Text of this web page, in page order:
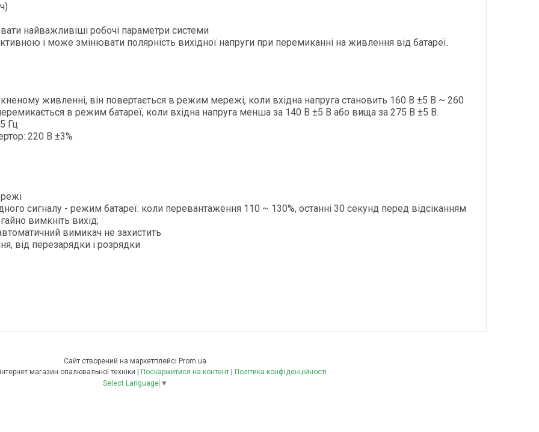
найважливіші робочі параметри системи
і може змінювати полярність вихідної напруги при перемиканні на живлення від батареї.
живленні, він повертається в режим мережі, коли вхідна напруга становить 160 В ±5 В ~ 260
в режим батареї, коли вхідна напруга менша за 140 В ±5 В або вища за 275 В ±5 В.
Гц
220 В ±3%
сигналу - режим батареї: коли перевантаження 110 ~ 130%, останні 30 секунд перед відсіканням
вимкніть вихід;
вимикач не захистить
від перезарядки і розрядки
Сайт створений на маркетплейсі Prom.ua
Поскаржитися на контент
Політика конфіденційності
Select Language ▼